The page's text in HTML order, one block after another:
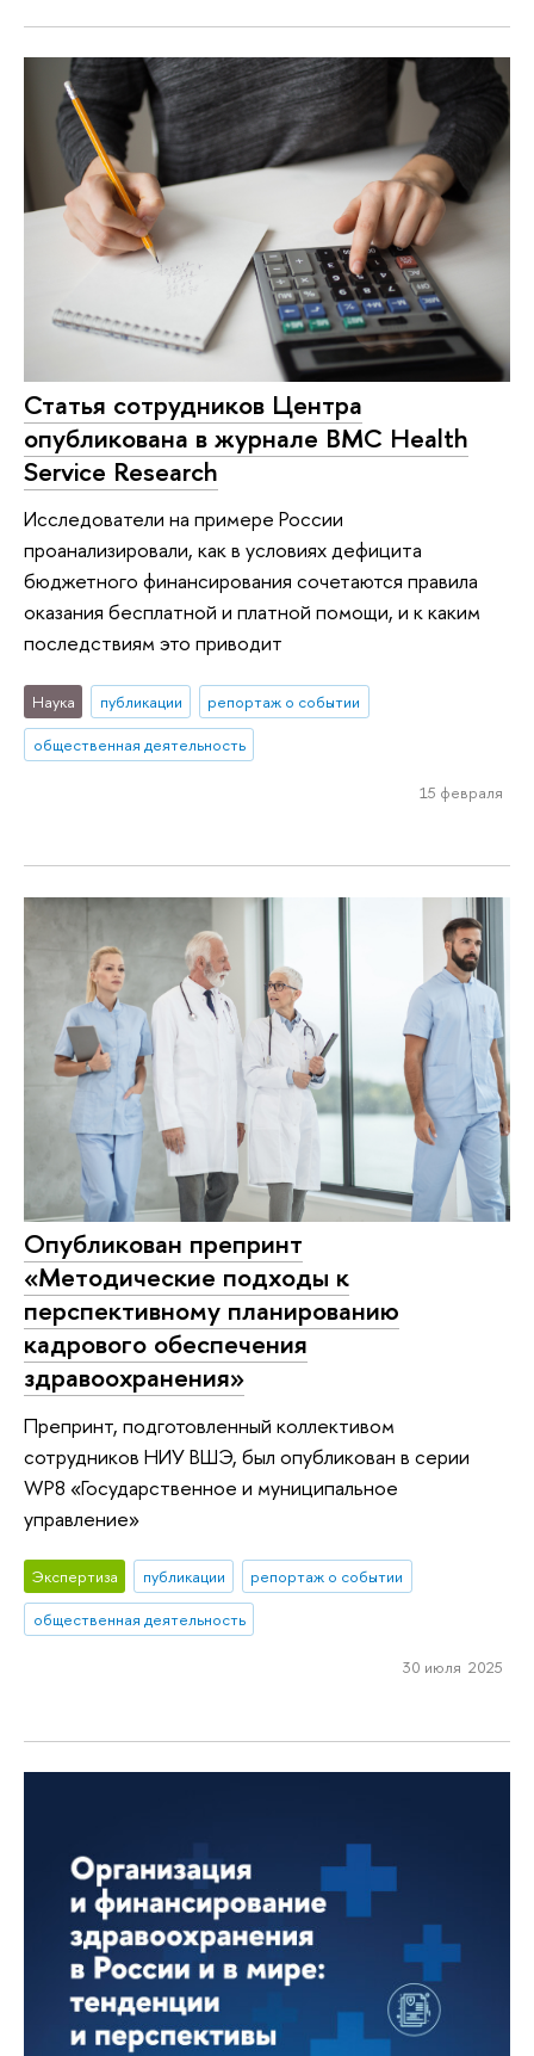
Статья сотрудников Центра
опубликована в журнале BMC Health
Service Research
Исследователи на примере России
проанализировали, как в условиях дефицита
бюджетного финансирования сочетаются правила
оказания бесплатной и платной помощи, и к каким
последствиям это приводит
Наука публикации
репортаж о событии
общественная деятельность
15 февраля
Опубликован препринт
«Методические подходы к
перспективному планированию
кадрового обеспечения
здравоохранения»
Препринт, подготовленный коллективом
сотрудников НИУ ВШЭ, был опубликован в серии
WP8 «Государственное и муниципальное
управление»
Экспертиза публикации
репортаж о событии
общественная деятельность
30 июля 2025